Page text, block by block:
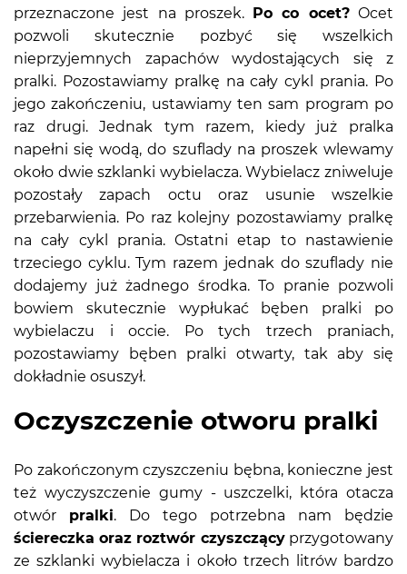
przeznaczone jest na proszek. Po co ocet?Ocet
pozwoli skutecznie pozbyć się wszelkich
nieprzyjemnych zapachów wydostających się z
pralki. Pozostawiamy pralkę na cały cykl prania. Po
jego zakończeniu, ustawiamy ten sam program po
raz drugi. Jednak tym razem, kiedy już pralka
napełni się wodą, do szuflady na proszek wlewamy
około dwie szklanki wybielacza. Wybielacz zniweluje
pozostały zapach octu oraz usunie wszelkie
przebarwienia. Po raz kolejny pozostawiamy pralkę
na cały cykl prania. Ostatni etap to nastawienie
trzeciego cyklu. Tym razem jednak do szuflady nie
dodajemy już żadnego środka. To pranie pozwoli
bowiem skutecznie wypłukać bęben pralki po
wybielaczu i occie. Po tych trzech praniach,
pozostawiamy bęben pralki otwarty, tak aby się
dokładnie osuszył.
Oczyszczenie otworu pralki
Po zakończonym czyszczeniu bębna, konieczne jest
też wyczyszczenie gumy - uszczelki, która otacza
otwór pralki. Do tego potrzebna nam będzie
ściereczka oraz roztwór czyszczącyprzygotowany
ze szklanki wybielacza i około trzech litrów bardzo